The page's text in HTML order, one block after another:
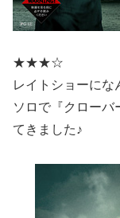
★★★☆
レイトショーにな
ソロで『クローバ
てきました♪